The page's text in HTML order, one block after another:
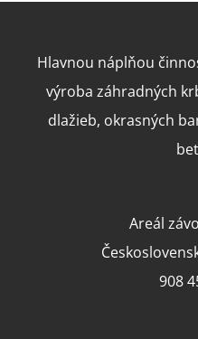
Hlavnou náplňou
výroba záhradných
dlažieb, okrasných
Areál
908